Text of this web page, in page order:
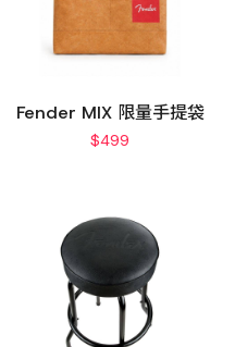
Fender MIX 限量手提袋
$499